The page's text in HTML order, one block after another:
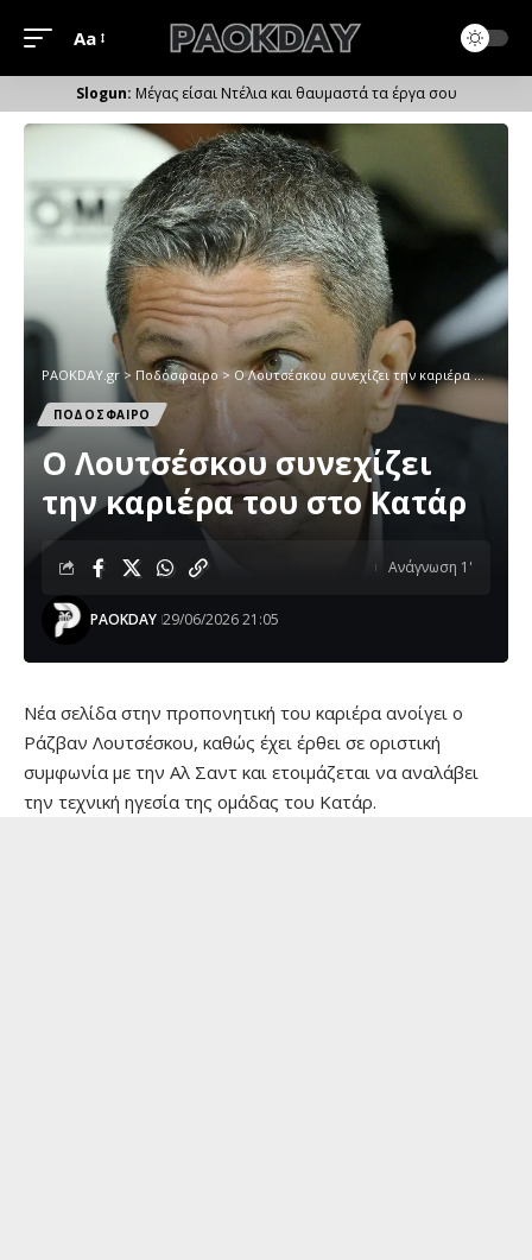
Μέγεθος
Γραμματοσειράς
Aa
Μέγας είσαι Ντέλια και θαυμαστά τα έργα σου
PAOKDAY.gr> Ποδόσφαιρο > Ο Λουτσέσκου συνεχίζει την καριέρα του στο Κατάρ
ΠΟΔΟΣΦΑΙΡΟ
Ο Λουτσέσκου συνεχίζει
την καριέρα του στο Κατάρ
PAOKDAY 29/06/2026 21:05
Ανάγνωση 1'
Νέα σελίδα στην προπονητική του καριέρα ανοίγει ο
Ράζβαν Λουτσέσκου, καθώς έχει έρθει σε οριστική
συμφωνία με την Αλ Σαντ και ετοιμάζεται να αναλάβει
την τεχνική ηγεσία της ομάδας του Κατάρ.